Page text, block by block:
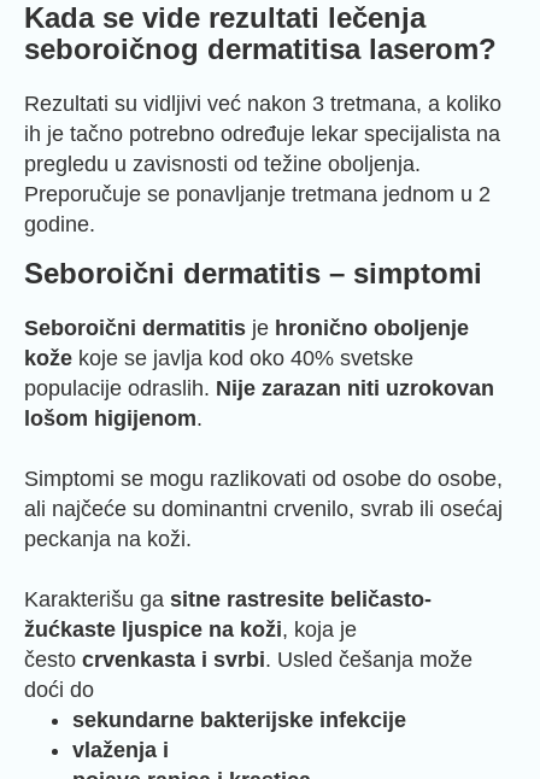
Kada se vide rezultati lečenja
seboroičnog dermatitisa laserom?
Rezultati su vidljivi već nakon 3 tretmana, a koliko
ih je tačno potrebno određuje lekar specijalista na
pregledu u zavisnosti od težine oboljenja.
Preporučuje se ponavljanje tretmana jednom u 2
godine.
Seboroični dermatitis – simptomi
Seboroični dermatitis je hronično oboljenje
kože koje se javlja kod oko 40% svetske
populacije odraslih. Nije zarazan niti uzrokovan
lošom higijenom.
Simptomi se mogu razlikovati od osobe do osobe,
ali najčeće su dominantni crvenilo, svrab ili osećaj
peckanja na koži.
Karakterišu ga sitne rastresite beličasto-
žućkaste ljuspice na koži, koja je
često crvenkasta i svrbi. Usled češanja može
doći do
sekundarne bakterijske infekcije
vlaženja i